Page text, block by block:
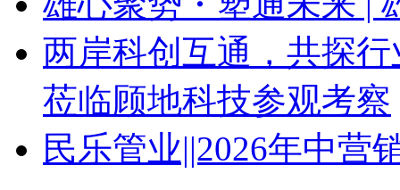
两岸科创互通，共探
莅临顾地科技参观考察
民乐管业||2026年中营